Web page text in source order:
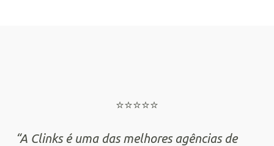
⭐️⭐️⭐️⭐️⭐️
“A Clinks é uma das melhores agências de